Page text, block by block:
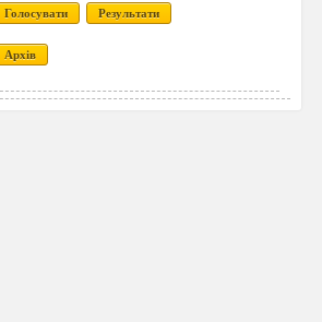
Голосувати Результати
Архів